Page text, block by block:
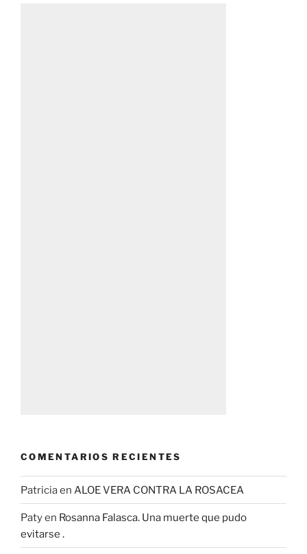
COMENTARIOS RECIENTES
Patriciaen ALOE VERA CONTRA LA ROSACEA
Patyen Rosanna Falasca. Una muerte que pudo
evitarse .